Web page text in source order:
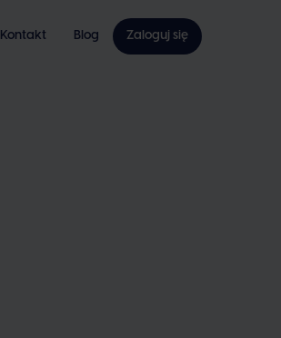
Kontakt Blog Zaloguj się